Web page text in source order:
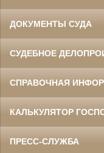
ДОКУМЕНТЫ СУДА
СУДЕБНОЕ
СПРАВОЧНАЯ
КАЛЬКУЛЯТОР
ПРЕСС-СЛУЖБА